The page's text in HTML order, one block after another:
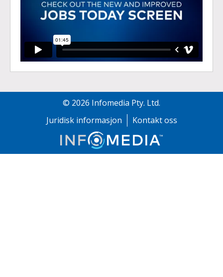
© 2026 Infomedia Pty. Ltd.
Juridisk informasjon
Kontakt oss